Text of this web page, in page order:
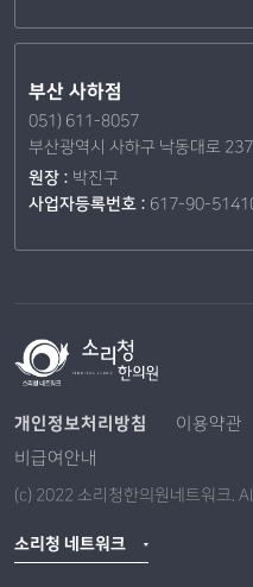
부산 사하점
051) 611-8057
부산광역시 사하구 낙동대로
원장 : 박진구
사업자등록번호 : 617-90-
개인정보처리방침 이용약관
비급여안내
(c) 2022 소리청한의원네트워크.
소리청 네트워크